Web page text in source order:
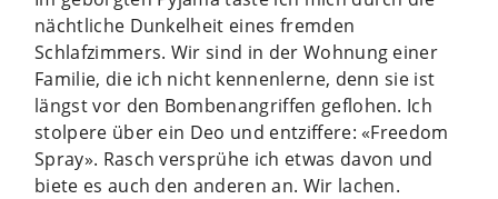
nächtliche Dunkelheit eines fremden
Schlafzimmers. Wir sind in der Wohnung einer
Familie, die ich nicht kennenlerne, denn sie ist
längst vor den Bombenangriffen geflohen. Ich
stolpere über ein Deo und entziffere: «Freedom
Spray». Rasch versprühe ich etwas davon und
biete es auch den anderen an. Wir lachen.